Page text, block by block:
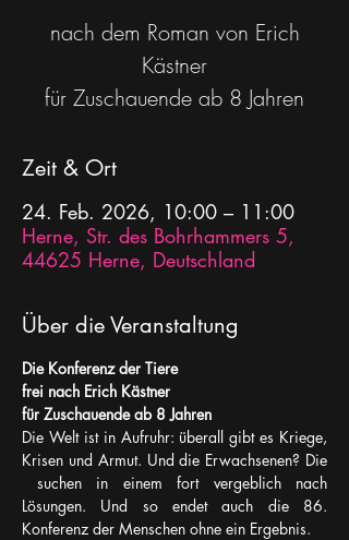
nach dem Roman von Erich
Kästner
für Zuschauende ab 8 Jahren
Zeit & Ort
24. Feb. 2026, 10:00 – 11:00
Herne, Str. des Bohrhammers 5,
44625 Herne, Deutschland
Über die Veranstaltung
Die Konferenz der Tiere
frei nach Erich Kästner
für Zuschauende ab 8 Jahren
Die Welt ist in Aufruhr: überall gibt es Kriege,
Krisen und Armut. Und die Erwachsenen? Die
suchen in einem fort vergeblich nach
Lösungen. Und so endet auch die 86.
Konferenz der Menschen ohne ein Ergebnis.